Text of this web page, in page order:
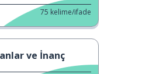
75 kelime/ifade
ve İnanç